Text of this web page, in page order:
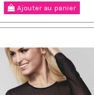
Ajouter au panier